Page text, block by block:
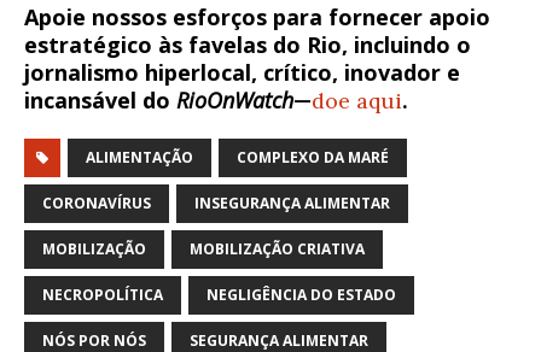
Apoie nossos esforços para fornecer apoio
estratégico às favelas do Rio, incluindo o
jornalismo hiperlocal, crítico, inovador e
incansável do RioOnWatch—doe aqui.
ALIMENTAÇÃO COMPLEXO DA MARÉ
CORONAVÍRUS INSEGURANÇA ALIMENTAR
MOBILIZAÇÃO MOBILIZAÇÃO CRIATIVA
NECROPOLÍTICA NEGLIGÊNCIA DO ESTADO
NÓS POR NÓS SEGURANÇA ALIMENTAR